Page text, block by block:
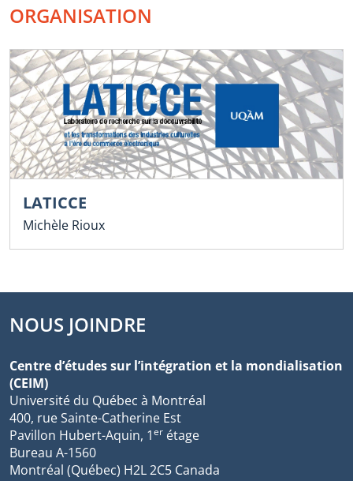
ORGANISATION
LATICCE
Michèle Rioux
NOUS JOINDRE
Centre d’études sur l’intégration et la mondialisation
(CEIM)
Université du Québec à Montréal
400, rue Sainte-Catherine Est
Pavillon Hubert-Aquin, 1er étage
Bureau A-1560
Montréal (Québec) H2L 2C5 Canada